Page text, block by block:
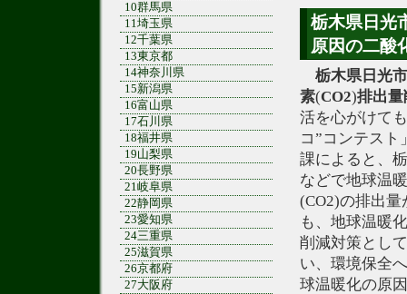
栃木県日光
原因の二酸
栃木県日光市
素(CO2)排出量
活を心がけて
コ”コンテス
課によると、
などで地球温
(CO2)の排出
も、地球温暖
削減対策とし
い、環境保全
球温暖化の原
10群馬県
11埼玉県
12千葉県
13東京都
14神奈川県
15新潟県
16富山県
17石川県
18福井県
19山梨県
20長野県
21岐阜県
22静岡県
23愛知県
24三重県
25滋賀県
26京都府
27大阪府